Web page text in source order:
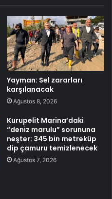
Yayman: Sel zararları
karşılanacak
Ağustos 8, 2026
Kurupelit Marina’daki
“deniz marulu” sorununa
neşter: 345 bin metreküp
dip çamuru temizlenecek
Ağustos 7, 2026